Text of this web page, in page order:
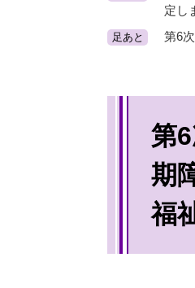
定し
足あと 第6
第
期
福